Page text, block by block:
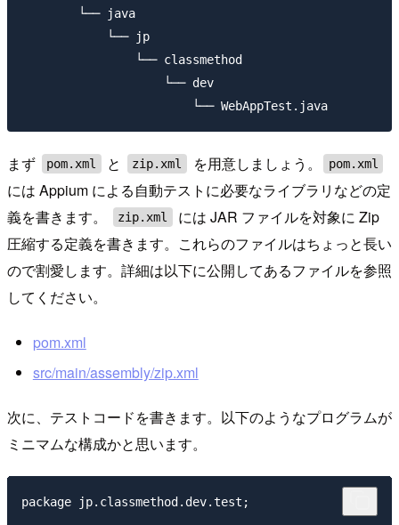
        └── java
            └── jp
                └── classmethod
                    └── dev
まず pom.xml と zip.xml を用意しましょう。 pom.xml
には Appium による自動テストに必要なライブラリなどの定
義を書きます。
zip.xml
には JAR ファイルを対象に Zip
圧縮する定義を書きます。これらのファイルはちょっと長い
ので割愛します。詳細は以下に公開してあるファイルを参照
してください。
pom.xml
src/main/assembly/zip.xml
次に、テストコードを書きます。以下のようなプログラムが
ミニマムな構成かと思います。
package jp.classmethod.dev.test;